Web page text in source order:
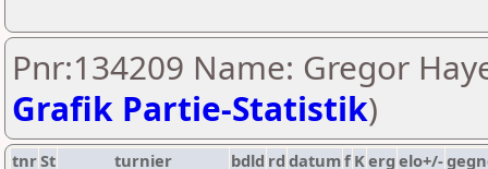
Pnr:134209 Name: Gregor
Grafik Partie-Statistik)
tnrSt turnier bdld rd datumf Kerg elo+/-